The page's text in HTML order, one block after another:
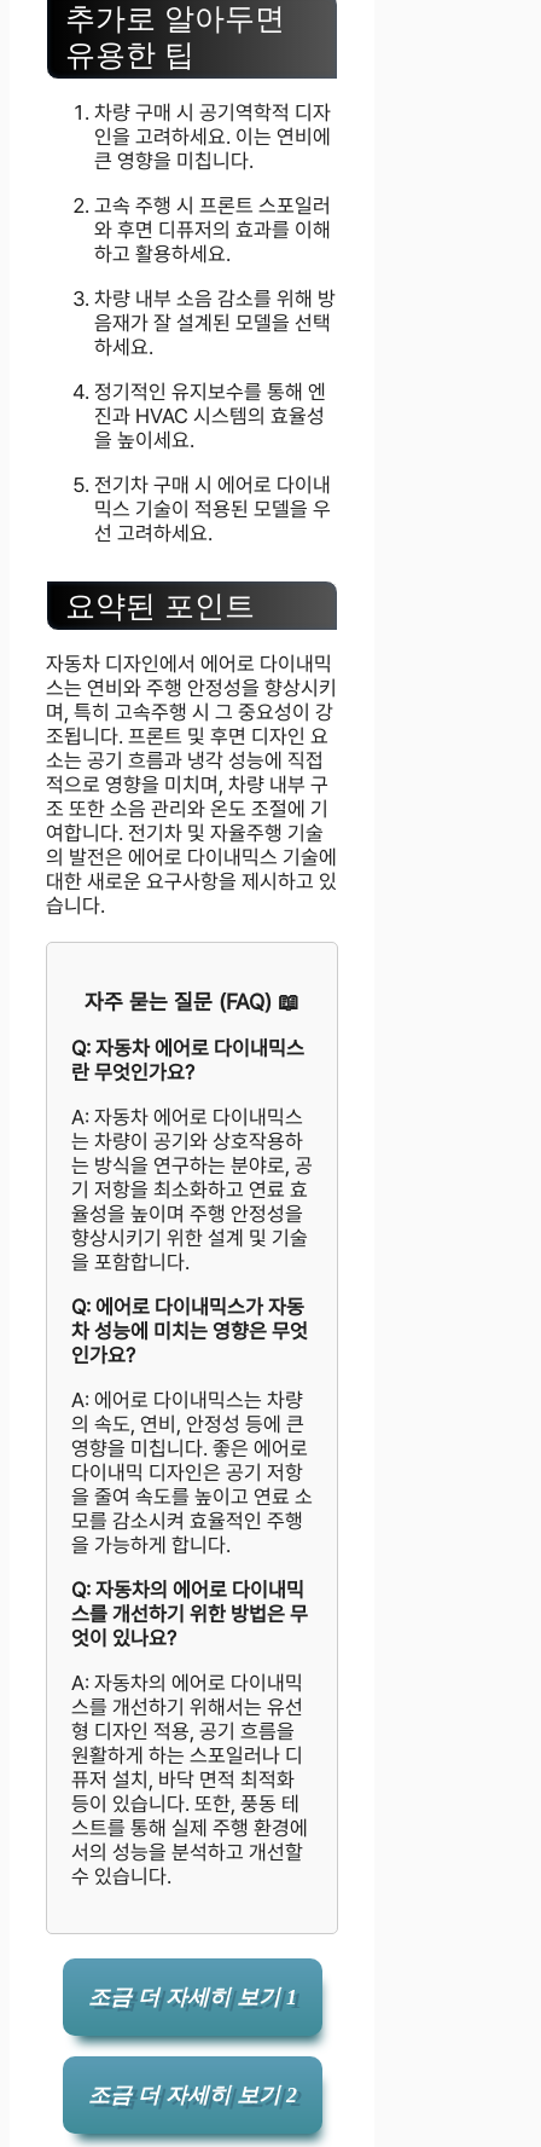
추가로 알아두면
유용한 팁
차량 구매 시 공기역학적 디자
인을 고려하세요. 이는 연비에
큰 영향을 미칩니다.
고속 주행 시 프론트 스포일러
와 후면 디퓨저의 효과를 이해
하고 활용하세요.
차량 내부 소음 감소를 위해 방
음재가 잘 설계된 모델을 선택
하세요.
정기적인 유지보수를 통해 엔
진과 HVAC 시스템의 효율성
을 높이세요.
전기차 구매 시 에어로 다이내
믹스 기술이 적용된 모델을 우
선 고려하세요.
요약된 포인트
자동차 디자인에서 에어로 다이내믹
스는 연비와 주행 안정성을 향상시키
며, 특히 고속주행 시 그 중요성이 강
조됩니다. 프론트 및 후면 디자인 요
소는 공기 흐름과 냉각 성능에 직접
적으로 영향을 미치며, 차량 내부 구
조 또한 소음 관리와 온도 조절에 기
여합니다. 전기차 및 자율주행 기술
의 발전은 에어로 다이내믹스 기술에
대한 새로운 요구사항을 제시하고 있
습니다.
자주 묻는 질문 (FAQ) 📖
Q: 자동차 에어로 다이내믹스
란 무엇인가요?
A: 자동차 에어로 다이내믹스
는 차량이 공기와 상호작용하
는 방식을 연구하는 분야로, 공
기 저항을 최소화하고 연료 효
율성을 높이며 주행 안정성을
향상시키기 위한 설계 및 기술
을 포함합니다.
Q: 에어로 다이내믹스가 자동
차 성능에 미치는 영향은 무엇
인가요?
A: 에어로 다이내믹스는 차량
의 속도, 연비, 안정성 등에 큰
영향을 미칩니다. 좋은 에어로
다이내믹 디자인은 공기 저항
을 줄여 속도를 높이고 연료 소
모를 감소시켜 효율적인 주행
을 가능하게 합니다.
Q: 자동차의 에어로 다이내믹
스를 개선하기 위한 방법은 무
엇이 있나요?
A: 자동차의 에어로 다이내믹
스를 개선하기 위해서는 유선
형 디자인 적용, 공기 흐름을
원활하게 하는 스포일러나 디
퓨저 설치, 바닥 면적 최적화
등이 있습니다. 또한, 풍동 테
스트를 통해 실제 주행 환경에
서의 성능을 분석하고 개선할
수 있습니다.
조금 더 자세히 보기 1
조금 더 자세히 보기 2